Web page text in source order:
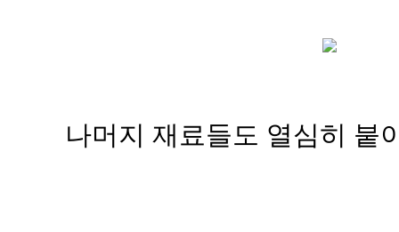
나머지 재료들도 열심히 붙